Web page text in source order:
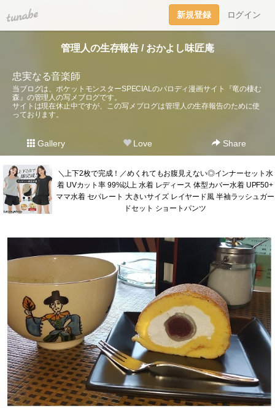
tuna.be 新規登録 ログイン
管理人の生存報告 / おかよし味匠庵
忠実なる音楽師
当ブログは、ポケットモンスターSPECIALのパロディ漫画サイト『竜の棲む
森』の管理人の写メブログです。
サイトは現在休止中ですが、この写メブログは管理人の生存報告のために使
っております。
Gallery Love Share
＼上下2枚で完成！／めくれてもお腹見えない◎インナーセット水
着 UVカット率 99%以上 水着 レディース 体型カバー水着 UPF50+
ママ水着 セパレート 大きいサイズ レイヤード風 半袖ラッシュガー
ドセット ショートパンツ